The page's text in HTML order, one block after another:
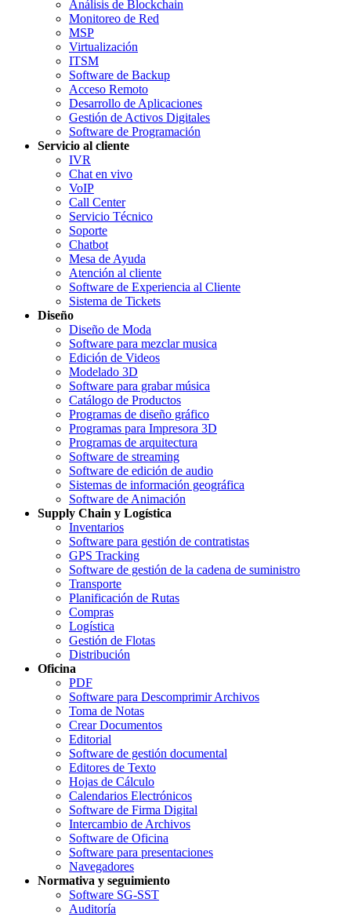
Análisis de Blockchain
Monitoreo de Red
MSP
Virtualización
ITSM
Software de Backup
Acceso Remoto
Desarrollo de Aplicaciones
Gestión de Activos Digitales
Software de Programación
Servicio al cliente
IVR
Chat en vivo
VoIP
Call Center
Servicio Técnico
Soporte
Chatbot
Mesa de Ayuda
Atención al cliente
Software de Experiencia al Cliente
Sistema de Tickets
Diseño
Diseño de Moda
Software para mezclar musica
Edición de Videos
Modelado 3D
Software para grabar música
Catálogo de Productos
Programas de diseño gráfico
Programas para Impresora 3D
Programas de arquitectura
Software de streaming
Software de edición de audio
Sistemas de información geográfica
Software de Animación
Supply Chain y Logística
Inventarios
Software para gestión de contratistas
GPS Tracking
Software de gestión de la cadena de suministro
Transporte
Planificación de Rutas
Compras
Logística
Gestión de Flotas
Distribución
Oficina
PDF
Software para Descomprimir Archivos
Toma de Notas
Crear Documentos
Editorial
Software de gestión documental
Editores de Texto
Hojas de Cálculo
Calendarios Electrónicos
Software de Firma Digital
Intercambio de Archivos
Software de Oficina
Software para presentaciones
Navegadores
Normativa y seguimiento
Software SG-SST
Auditoría